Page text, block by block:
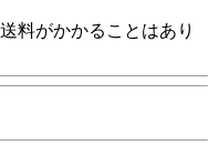
料がかかることはあり